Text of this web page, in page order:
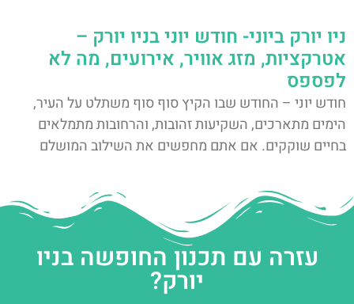
ניו יורק ביוני- חודש יוני בניו יורק –
אטרקציות, מזג אוויר, אירועים, מה לא
לפספס
חודש יוני – החודש שבו הקיץ סוף סוף משתלט על העיר,
הימים מתארכים, השקיעות זהובות, והרחובות מתמלאים
בחיים שוקקים. אם אתם מחפשים את השילוב המושלם
עזרה עם תכנון החופשה בניו
יורק?